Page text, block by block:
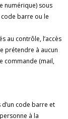
numérique) sous
barre ou le
au contrôle, l’accès
prétendre à aucun
commande (mail,
code barre et
à la